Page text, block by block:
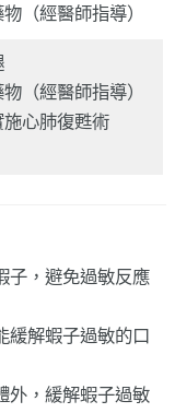
（經醫師指導）
（經醫師指導）
心肺復甦術
子，避免過敏反應
緩解蝦子過敏的口
外，緩解蝦子過敏